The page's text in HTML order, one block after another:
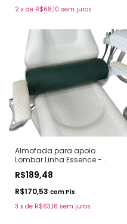
2 x de R$68,10 sem juros
Almofada para apoio
Lombar Linha Essence -
R$189,48
R$170,53 comPix
3 x de R$63,16 sem juros